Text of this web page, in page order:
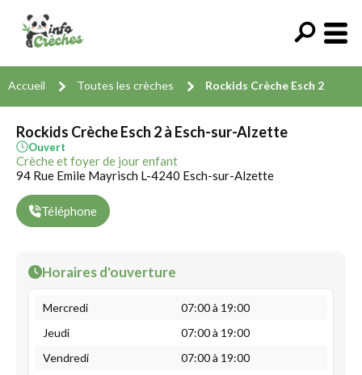
Accueil Toutes les crèches Rockids Crèche Esch 2
Rockids Crèche Esch 2 à Esch-sur-Alzette
Ouvert
Crèche et foyer de jour enfant
94 Rue Emile Mayrisch L-4240 Esch-sur-Alzette
Téléphone
Horaires d'ouverture
Mercredi
07:00 à 19:00
Jeudi
07:00 à 19:00
Vendredi
07:00 à 19:00